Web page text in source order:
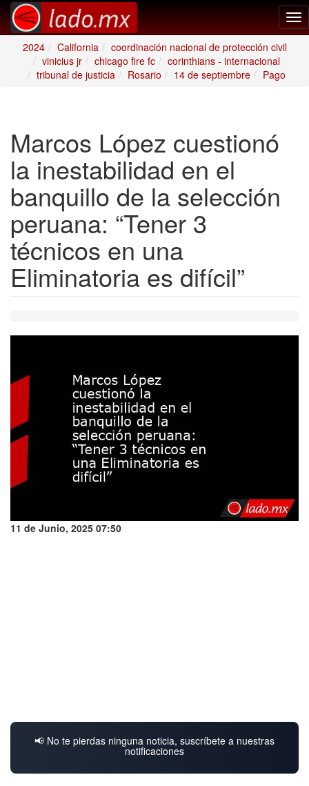
2024
California
coordinación nacional de protección civil
vinicius jr
chicago fire fc
corinthians - internacional
tribunal de justicia
Rosario 14 de septiembre Pago
Marcos López cuestionó
la inestabilidad en el
banquillo de la selección
peruana: “Tener 3
técnicos en una
Eliminatoria es difícil”
11 de Junio, 2025 07:50
📢 No te pierdas ninguna noticia, suscríbete a nuestras
notificaciones